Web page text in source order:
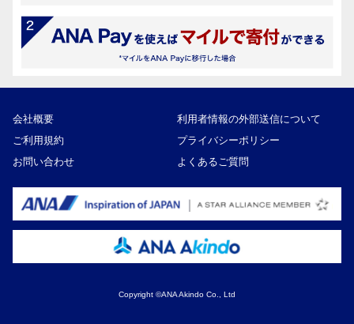
会社概要
利用者情報の外部送信について
ご利用規約
プライバシーポリシー
お問い合わせ
よくあるご質問
Copyright ©ANA Akindo Co., Ltd